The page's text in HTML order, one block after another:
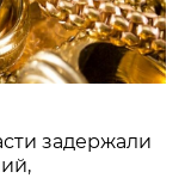
задержали